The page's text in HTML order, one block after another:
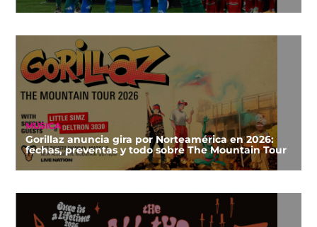
MÚSICA
Gorillaz anuncia gira por Norteamérica en 2026:
fechas, preventas y todo sobre The Mountain Tour